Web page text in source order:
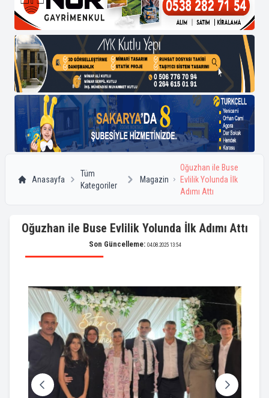
Anasayfa
Tüm
Kategoriler
Magazin
Oğuzhan ile Buse
Evlilik Yolunda İlk
Adımı Attı
Oğuzhan ile Buse Evlilik Yolunda İlk Adımı Attı
Son Güncelleme: 04.08.2025 13:54